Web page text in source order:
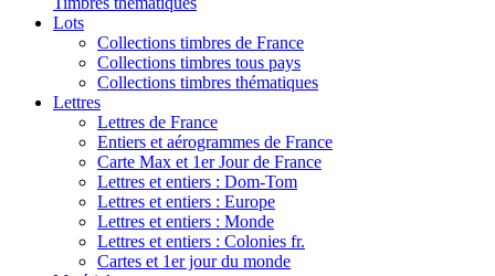
Lots
Collections timbres de France
Collections timbres tous pays
Collections timbres thématiques
Lettres
Lettres de France
Entiers et aérogrammes de France
Carte Max et 1er Jour de France
Lettres et entiers : Dom-Tom
Lettres et entiers : Europe
Lettres et entiers : Monde
Lettres et entiers : Colonies fr.
Cartes et 1er jour du monde